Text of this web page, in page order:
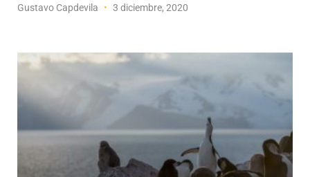
Gustavo Capdevila 3 diciembre, 2020